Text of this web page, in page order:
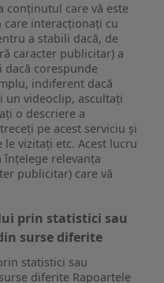
care vă este
interacționați cu
a stabili dacă, de
caracter publicitar) a
dacă corespunde
indiferent dacă
videoclip, ascultați
o descriere a
pe acest serviciu și
vizitați etc. Acest lucru
relevanța
publicitar) care vă
prin statistici sau
surse diferite
statistici sau
diferite Rapoartele